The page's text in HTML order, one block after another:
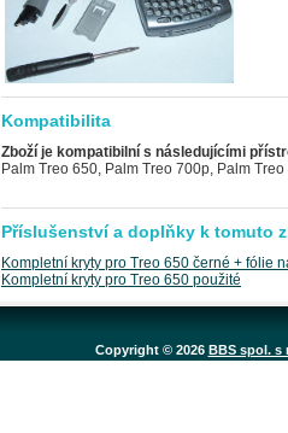
Kompatibilita
Zboží je kompatibilní s následujícími
Palm Treo 650, Palm Treo 700p, Palm
Příslušenství a doplňky k tomuto
Kompletní kryty pro Treo 650 černé + fólie
Kompletní kryty pro Treo 650 použité
Copyright © 2026 BBS spol. s